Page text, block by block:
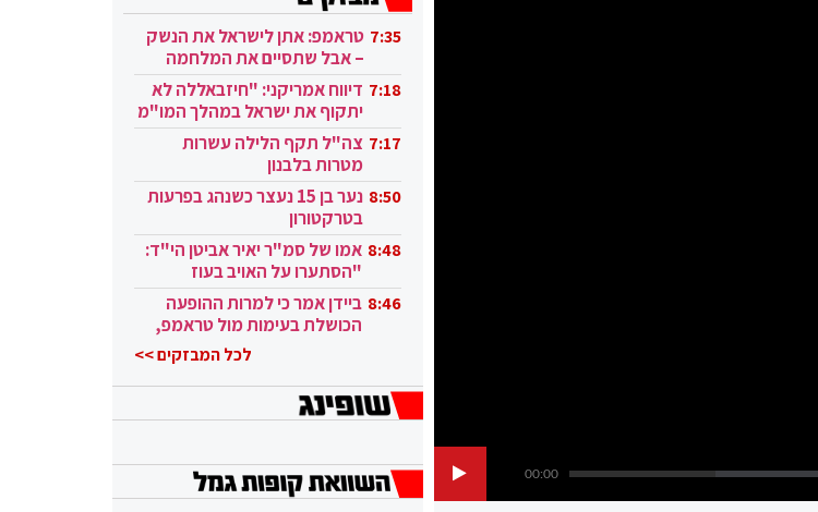
00:00
7:35 טראמפ: אתן לישראל את הנשק
– אבל שתסיים את המלחמה
בעזה 7:18 דיווח אמריקני: "חיזבאללה לא
יתקוף את ישראל במהלך המו"מ
בקטאר" 7:17 צה"ל תקף הלילה עשרות
מטרות בלבנון
8:50
נער בן 15 נעצר כשנהג בפרעות
בטרקטורון
8:48 אמו של סמ"ר יאיר אביטן הי"ד:
"הסתערו על האויב בעוז
ובגבורה" 8:46 ביידן אמר כי למרות ההופעה
הכושלת בעימות מול טראמפ,
לכל המבזקים >>